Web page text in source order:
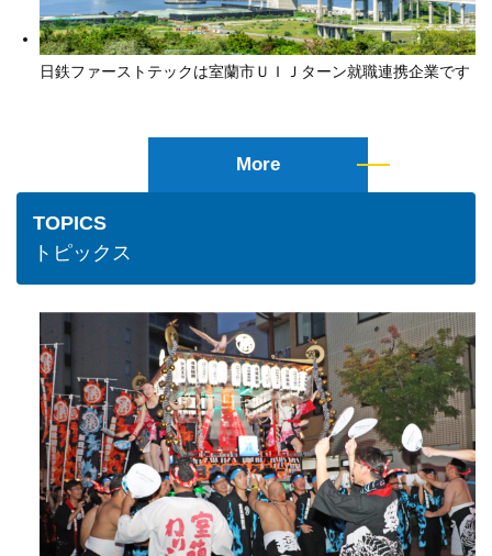
日鉄ファーストテックは室蘭市ＵＩＪターン就職連携企業です
More
TOPICS
トピックス